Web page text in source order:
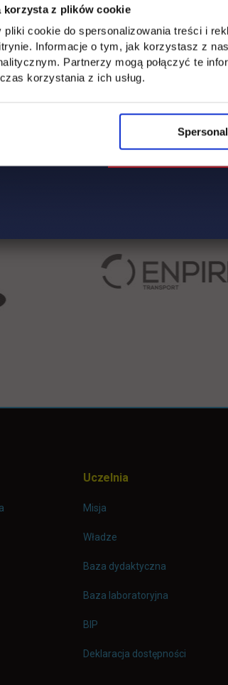
korzysta z plików cookie
cookie do spersonalizowania treści i
Informacje o tym, jak korzystasz z
Partnerzy mogą połączyć te
korzystania z ich usług.
Uczelnia
Misja
Władze
Baza dydaktyczna
Baza laboratoryjna
BIP
Deklaracja dostępności